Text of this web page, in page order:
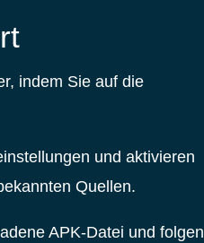
indem Sie auf die
und aktivieren
Quellen.
APK-Datei und folgen